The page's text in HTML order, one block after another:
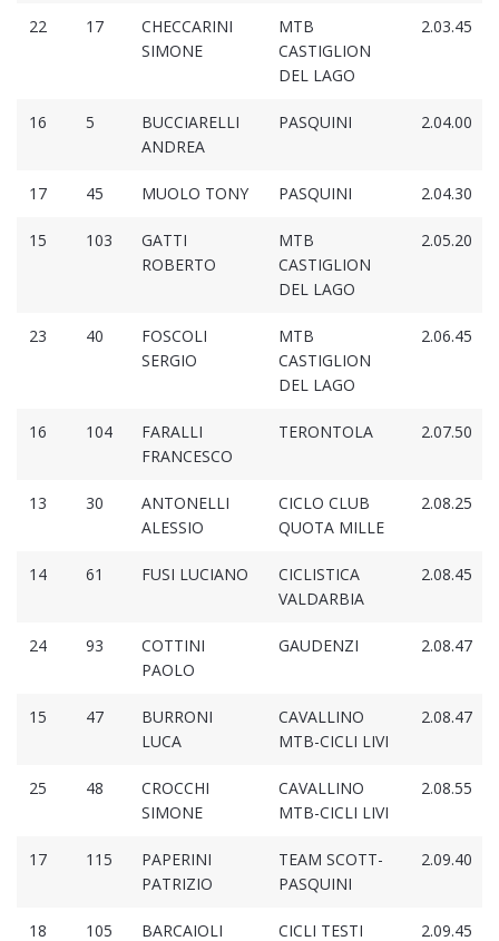
22 17
CHECCARINI
SIMONE
MTB
CASTIGLION
DEL LAGO
2.03.45
16 5
BUCCIARELLI
ANDREA
PASQUINI 2.04.00
17 45 MUOLO TONY PASQUINI 2.04.30
15 103
GATTI
ROBERTO
MTB
CASTIGLION
DEL LAGO
2.05.20
23 40
FOSCOLI
SERGIO
MTB
CASTIGLION
DEL LAGO
2.06.45
16 104
FARALLI
FRANCESCO
TERONTOLA 2.07.50
13 30
ANTONELLI
ALESSIO
CICLO CLUB
QUOTA MILLE
2.08.25
14 61 FUSI LUCIANO
CICLISTICA
VALDARBIA
2.08.45
24 93
COTTINI
PAOLO
GAUDENZI 2.08.47
15 47
BURRONI
LUCA
CAVALLINO
MTB-CICLI LIVI
2.08.47
25 48
CROCCHI
SIMONE
CAVALLINO
MTB-CICLI LIVI
2.08.55
17 115
PAPERINI
PATRIZIO
TEAM SCOTT-
PASQUINI
2.09.40
18 105 BARCAIOLI CICLI TESTI 2.09.45